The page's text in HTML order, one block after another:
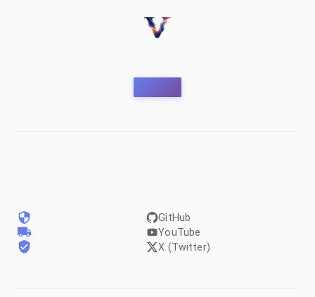
GitHub
YouTube
X (Twitter)